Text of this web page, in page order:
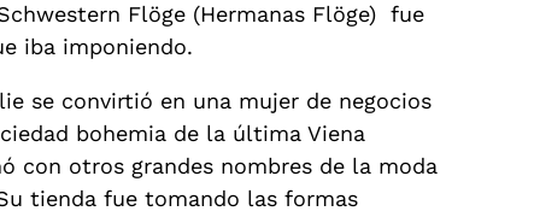
Flöge (Hermanas Flöge) fue
iba imponiendo.
se convirtió en una mujer de negocios
bohemia de la última Viena
con otros grandes nombres de la moda
tienda fue tomando las formas